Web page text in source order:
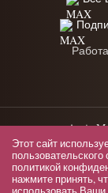
Anrie
Этот сайт
политикой
нажмите принять,